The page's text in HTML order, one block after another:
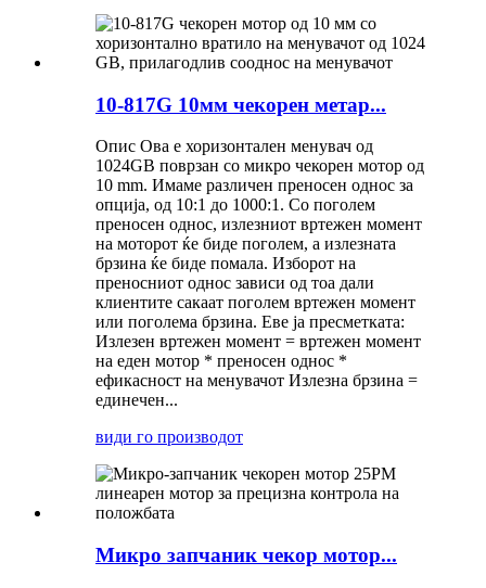
10-817G 10мм чекорен метар...
Опис Ова е хоризонтален менувач од
1024GB поврзан со микро чекорен мотор од
10 mm. Имаме различен преносен однос за
опција, од 10:1 до 1000:1. Со поголем
преносен однос, излезниот вртежен момент
на моторот ќе биде поголем, а излезната
брзина ќе биде помала. Изборот на
преносниот однос зависи од тоа дали
клиентите сакаат поголем вртежен момент
или поголема брзина. Еве ја пресметката:
Излезен вртежен момент = вртежен момент
на еден мотор * преносен однос *
ефикасност на менувачот Излезна брзина =
единечен...
види го производот
Микро запчаник чекор мотор...